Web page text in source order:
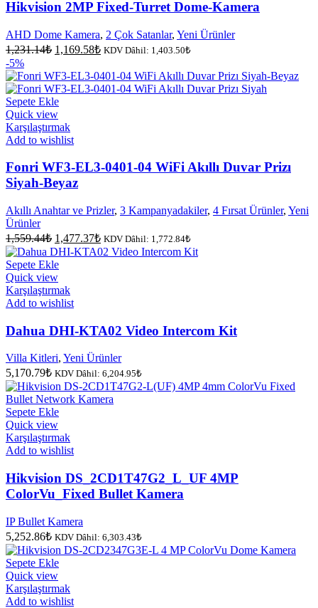
Hikvision 2MP Fixed-Turret Dome-Kamera
AHD Dome Kamera, 2 Çok Satanlar, Yeni Ürünler
1,231.14₺ Orijinal
1,231.14₺.
1,169.58₺Şu
fiyat:
1,169.58₺.
KDV Dâhil: 1,403.50₺
-5%
Sepete Ekle
Quick view
Karşılaştırmak
Add to wishlist
Fonri WF3-EL3-0401-04 WiFi Akıllı Duvar Prizı
Siyah-Beyaz
Akıllı Anahtar ve Prizler, 3 Kampanyadakiler, 4 Fırsat Ürünler, Yeni
Ürünler
1,559.44₺ Orijinal
fiyat:
1,559.44₺.
1,477.37₺Şu
andaki
fiyat:
KDV Dâhil: 1,772.84₺
Sepete Ekle
Quick view
Karşılaştırmak
Add to wishlist
Dahua DHI-KTA02 Video Intercom Kit
Villa Kitleri, Yeni Ürünler
5,170.79₺ KDV Dâhil: 6,204.95₺
Sepete Ekle
Quick view
Karşılaştırmak
Add to wishlist
Hikvision DS_2CD1T47G2_L_UF 4MP
ColorVu_Fixed Bullet Kamera
IP Bullet Kamera
5,252.86₺ KDV Dâhil: 6,303.43₺
Sepete Ekle
Quick view
Karşılaştırmak
Add to wishlist